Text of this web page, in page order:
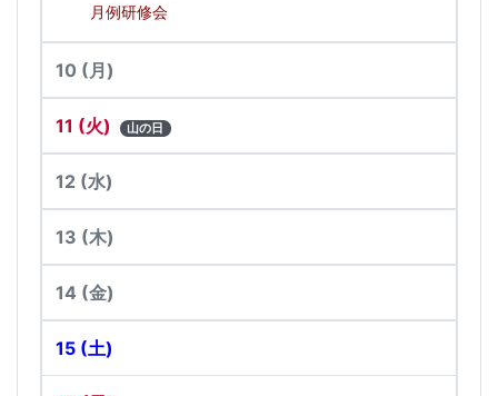
月例研修会
10 (月)
11 (火) 山の日
12 (水)
13 (木)
14 (金)
15 (土)